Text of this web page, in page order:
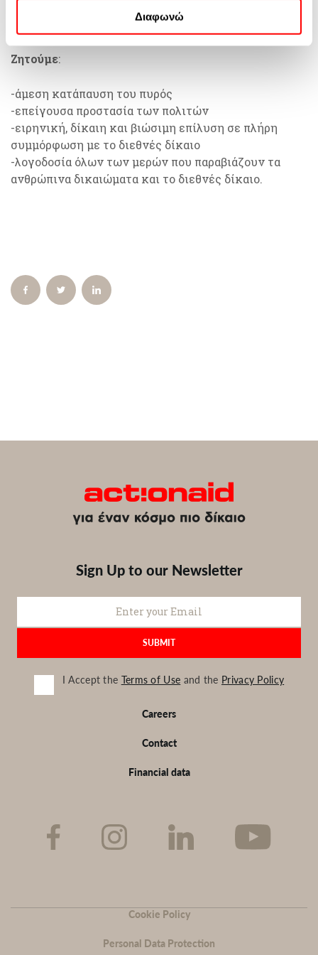
και στην
Πολιτική Απορρήτου της
Διαφωνώ
Ζητούμε:
-άμεση κατάπαυση του πυρός
-επείγουσα προστασία των πολιτών
-ειρηνική, δίκαιη και βιώσιμη επίλυση σε πλήρη
συμμόρφωση με το διεθνές δίκαιο
-λογοδοσία όλων των μερών που παραβιάζουν τα
ανθρώπινα δικαιώματα και το διεθνές δίκαιο.
Sign Up to our Newsletter
I Accept the Terms of Use and the Privacy Policy
Footer
Careers
Contact
Financial data
Sub- Cookie Policy
Personal Data Protection